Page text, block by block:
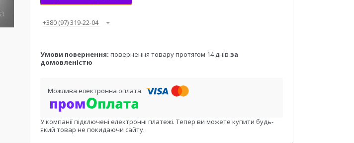
+380 (97) 319-22-04
повернення товару протягом 14 днів за
домовленістю
У компанії підключені електронні платежі. Тепер ви можете купити будь-
який товар не покидаючи сайту.